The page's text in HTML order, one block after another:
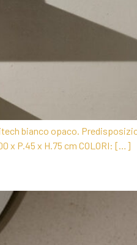
bianco opaco.
x P.45 x H.75 cm COLORI: […]